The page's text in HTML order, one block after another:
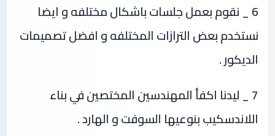
6 _ نقوم بعمل جلسات باشكال مختلفه و ايضا
نستخدم بعض الترازات المختلفه و افضل تصميمات
الديكور .
7 _ ليدنا اكفأ المهندسين المختصين في بناء
اللاندسكيب بنوعيها السوفت و الهارد .